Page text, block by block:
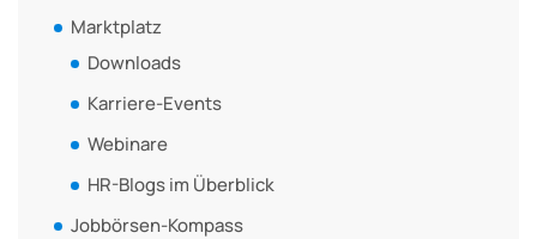
Marktplatz
Downloads
Karriere-Events
Webinare
HR-Blogs im Überblick
Jobbörsen-Kompass